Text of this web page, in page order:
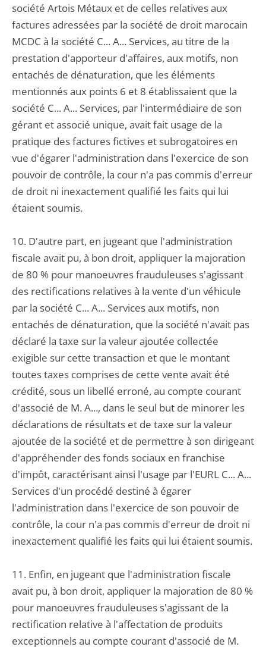
société Artois Métaux et de celles relatives aux
factures adressées par la société de droit marocain
MCDC à la société C... A... Services, au titre de la
prestation d'apporteur d'affaires, aux motifs, non
entachés de dénaturation, que les éléments
mentionnés aux points 6 et 8 établissaient que la
société C... A... Services, par l'intermédiaire de son
gérant et associé unique, avait fait usage de la
pratique des factures fictives et subrogatoires en
vue d'égarer l'administration dans l'exercice de son
pouvoir de contrôle, la cour n'a pas commis d'erreur
de droit ni inexactement qualifié les faits qui lui
étaient soumis.
10. D'autre part, en jugeant que l'administration
fiscale avait pu, à bon droit, appliquer la majoration
de 80 % pour manoeuvres frauduleuses s'agissant
des rectifications relatives à la vente d'un véhicule
par la société C... A... Services aux motifs, non
entachés de dénaturation, que la société n'avait pas
déclaré la taxe sur la valeur ajoutée collectée
exigible sur cette transaction et que le montant
toutes taxes comprises de cette vente avait été
crédité, sous un libellé erroné, au compte courant
d'associé de M. A..., dans le seul but de minorer les
déclarations de résultats et de taxe sur la valeur
ajoutée de la société et de permettre à son dirigeant
d'appréhender des fonds sociaux en franchise
d'impôt, caractérisant ainsi l'usage par l'EURL C... A...
Services d'un procédé destiné à égarer
l'administration dans l'exercice de son pouvoir de
contrôle, la cour n'a pas commis d'erreur de droit ni
inexactement qualifié les faits qui lui étaient soumis.
11. Enfin, en jugeant que l'administration fiscale
avait pu, à bon droit, appliquer la majoration de 80 %
pour manoeuvres frauduleuses s'agissant de la
rectification relative à l'affectation de produits
exceptionnels au compte courant d'associé de M.